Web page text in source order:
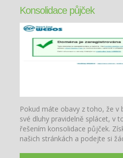
Konsolidace půjček
Pokud máte obavy z toho, že v
své dluhy pravidelně splácet, v
řešením konsolidace půjček.
našich stránkách a podejte si